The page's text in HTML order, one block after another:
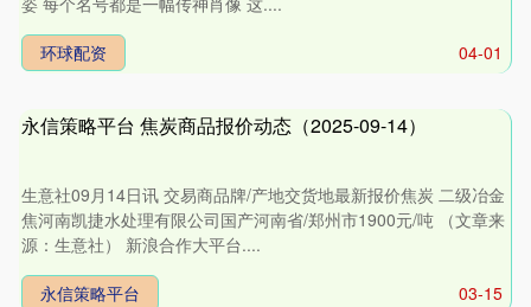
04-01
环球配资
永信策略平台 焦炭商品报价动态（2025-09-14）
生意社09月14日讯 交易商品牌/产地交货地最新报价焦炭 二级冶金
焦河南凯捷水处理有限公司国产河南省/郑州市1900元/吨 （文章来
源：生意社） 新浪合作大平台....
03-15
永信策略平台